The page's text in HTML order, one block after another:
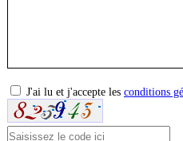
J'ai lu et j'accepte les conditions